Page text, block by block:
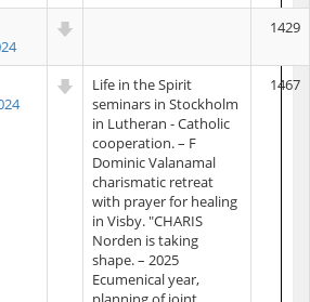
1429
Life in the Spirit
seminars in Stockholm
in Lutheran - Catholic
cooperation. – F
Dominic Valanamal
charismatic retreat
with prayer for healing
in Visby. "CHARIS
Norden is taking
shape. – 2025
Ecumenical year,
1467